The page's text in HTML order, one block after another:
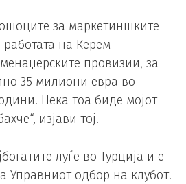
за маркетиншките
на Керем
провизии, за
35 милиони евра во
Нека тоа биде мојот
изјави тој.
луѓе во Турција и е
Управниот одбор на клубот.